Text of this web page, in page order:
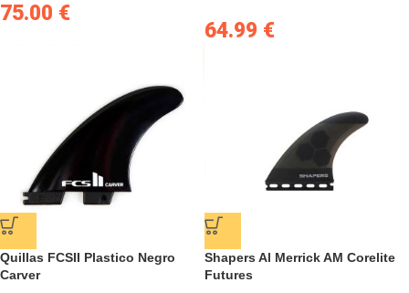
75.00 €
64.99 €
Quillas FCSII Plastico Negro
Carver
Shapers Al Merrick AM Corelite
Futures